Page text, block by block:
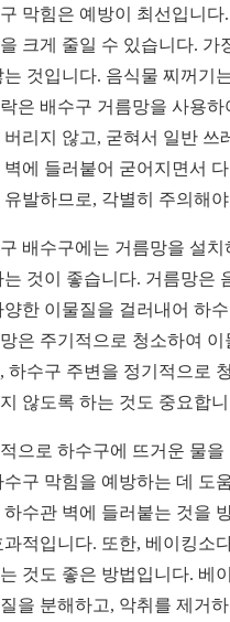
막힘은 예방이 최선입니
크게 줄일 수 있습니다. 가
는 것입니다. 음식물 찌꺼기
은 배수구 거름망을 사용
버리지 않고, 굳혀서 일반 쓰
벽에 들러붙어 굳어지면서
유발하므로, 각별히 주의해
배수구에는 거름망을 설
는 것이 좋습니다. 거름망은
양한 이물질을 걸러내어 하
은 주기적으로 청소하여
하수구 주변을 정기적으로
않도록 하는 것도 중요합
으로 하수구에 뜨거운 물
수구 막힘을 예방하는 데 도
하수관 벽에 들러붙는 것을
과적입니다. 또한, 베이킹소
것도 좋은 방법입니다. 베
을 분해하고, 악취를 제거